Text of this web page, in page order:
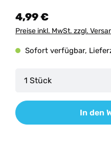
4,99 €
Preise inkl. MwSt. zzgl.
Sofort verfügbar,
Produkt Anzahl: Gib
In den